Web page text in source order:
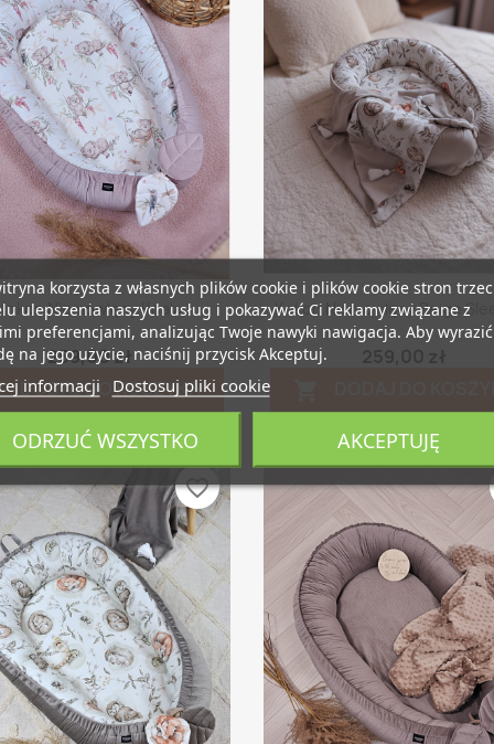
Szybki podgląd
Niemowlęcy Koala
259,00 zł
DODAJ DO KOSZYKA
Szybki podgląd
Kokon Niemowlęcy Beige
favorite_border
korzysta z własnych plików cookie i plików cookie stron
ulepszenia naszych usług i pokazywać Ci reklamy związane z
preferencjami, analizując Twoje nawyki nawigacja. Aby wyrazić
na jego użycie, naciśnij przycisk Akceptuj.
informacji Dostosuj pliki cookie
ODRZUĆ WSZYSTKO AKCEPTUJĘ